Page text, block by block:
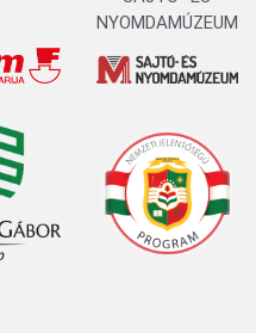
2024. 01. 17. 16:26
vettek őrizetbe
való